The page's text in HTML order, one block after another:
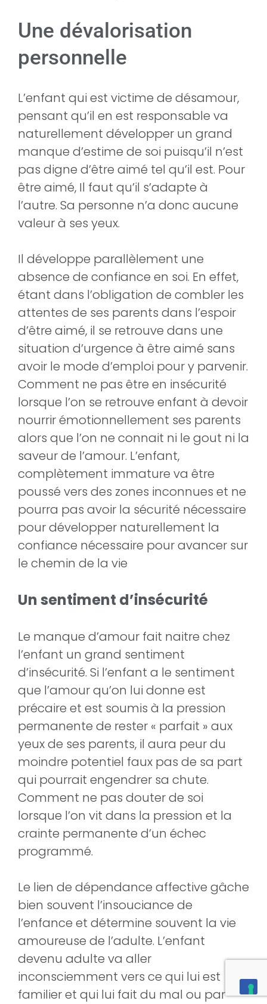
Une dévalorisation
personnelle
L’enfant qui est victime de désamour,
pensant qu’il en est responsable va
naturellement développer un grand
manque d’estime de soi puisqu’il n’est
pas digne d’être aimé tel qu’il est. Pour
être aimé, Il faut qu’il s’adapte à
l’autre. Sa personne n’a donc aucune
valeur à ses yeux.
Il développe parallèlement une
absence de confiance en soi. En effet,
étant dans l’obligation de combler les
attentes de ses parents dans l’espoir
d’être aimé, il se retrouve dans une
situation d’urgence à être aimé sans
avoir le mode d’emploi pour y parvenir.
Comment ne pas être en insécurité
lorsque l’on se retrouve enfant à devoir
nourrir émotionnellement ses parents
alors que l’on ne connait ni le gout ni la
saveur de l’amour. L’enfant,
complètement immature va être
poussé vers des zones inconnues et ne
pourra pas avoir la sécurité nécessaire
pour développer naturellement la
confiance nécessaire pour avancer sur
le chemin de la vie
Un sentiment d’insécurité
Le manque d’amour fait naitre chez
l’enfant un grand sentiment
d’insécurité. Si l’enfant a le sentiment
que l’amour qu’on lui donne est
précaire et est soumis à la pression
permanente de rester « parfait » aux
yeux de ses parents, il aura peur du
moindre potentiel faux pas de sa part
qui pourrait engendrer sa chute.
Comment ne pas douter de soi
lorsque l’on vit dans la pression et la
crainte permanente d’un échec
programmé.
Le lien de dépendance affective gâche
bien souvent l’insouciance de
l’enfance et détermine souvent la vie
amoureuse de l’adulte. L’enfant
devenu adulte va aller
inconsciemment vers ce qui lui est
familier et qui lui fait du mal ou par